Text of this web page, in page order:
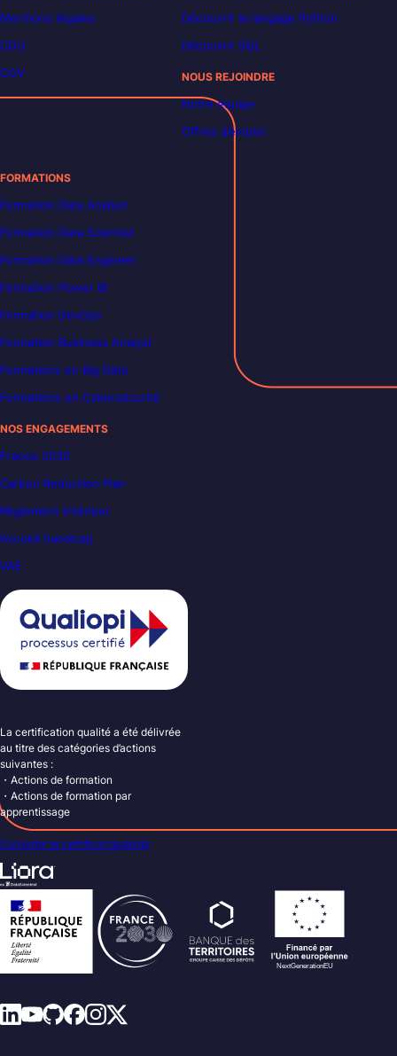
Mentions légales
CGU
CGV
Découvrir le langage Python
Découvrir SQL
NOUS REJOINDRE
Notre équipe
Offres d’emploi
FORMATIONS
Formation Data Analyst
Formation Data Scientist
Formation Data Engineer
Formation Power BI
Formation DevOps
Formation Business Analyst
Formations en Big Data
Formations en Cybersécurité
NOS ENGAGEMENTS
France 2030
Carbon Reduction Plan
Règlement intérieur
Accueil handicap
VAE
La certification qualité a été délivrée
au titre des catégories d’actions
suivantes :
・Actions de formation
・Actions de formation par
apprentissage
Consulter le certificat Qualiopi